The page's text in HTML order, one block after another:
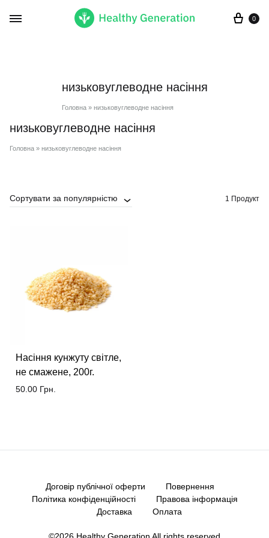
0
низьковуглеводне насіння
Головна» низьковуглеводне насіння
низьковуглеводне насіння
Головна » низьковуглеводне насіння
Сортувати за популярністю 1 Продукт
Насіння кунжуту світле,
не смажене, 200г.
50.00 Грн.
Договір публічної оферти
Повернення
Політика конфіденційності
Правова інформація
Доставка
Оплата